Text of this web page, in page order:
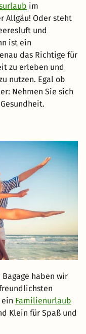
im
Allgäu! Oder steht
und
ist ein
das Richtige für
zu erleben und
nutzen. Egal ob
Nehmen Sie sich
haben wir
ein Familienurlaub
Klein für Spaß und